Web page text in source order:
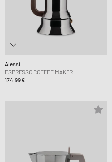
Alessi
ESPRESSO COFFEE MAKER
174,99 €